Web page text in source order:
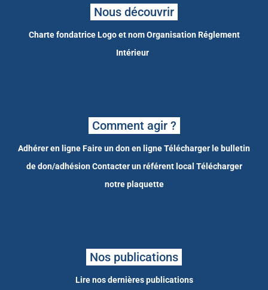
Nous découvrir
Charte fondatrice Logo et nom Organisation Réglement
Intérieur
Comment agir ?
Adhérer en ligneFaire un don en ligneTélécharger le bulletin
de don/adhésion Contacter un référent local Télécharger
notre plaquette
Nos publications
Lire nos dernières publications